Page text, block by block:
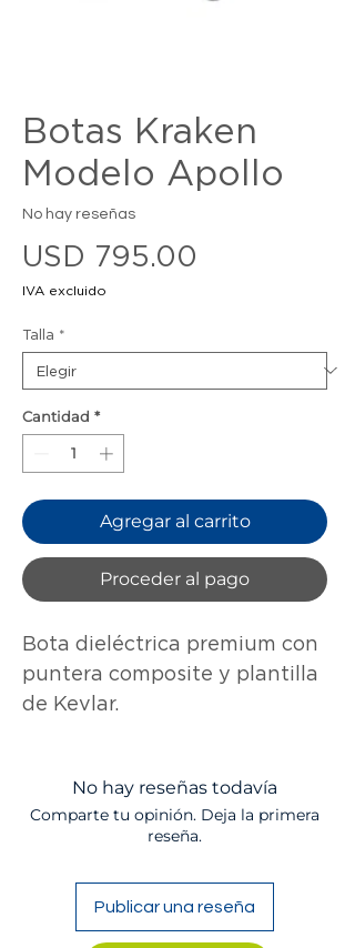
Botas Kraken
Modelo Apollo
No hay reseñas
USD 795.00
IVA excluido
Talla *
Cantidad *
Agregar al carrito
Proceder al pago
Bota dieléctrica premium con
puntera composite y plantilla
de Kevlar.
No hay reseñas todavía
Comparte tu opinión. Deja la primera
reseña.
Publicar una reseña